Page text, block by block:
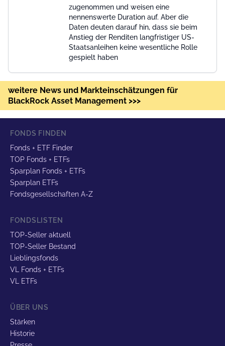
zugenommen und weisen eine
nennenswerte Duration auf. Aber die
Daten deuten darauf hin, dass sie beim
Anstieg der Renditen langfristiger US-
Staatsanleihen keine wesentliche Rolle
gespielt haben
weitere News und Markteinschätzungen für
BlackRock Asset Management >>>
FONDS FINDEN
Fonds + ETF Finder
TOP Fonds + ETFs
Sparplan Fonds + ETFs
Sparplan ETFs
Fondsgesellschaften A-Z
FONDSLISTEN
TOP-Seller aktuell
TOP-Seller Bestand
Lieblingsfonds
VL Fonds + ETFs
VL ETFs
ÜBER UNS
Stärken
Historie